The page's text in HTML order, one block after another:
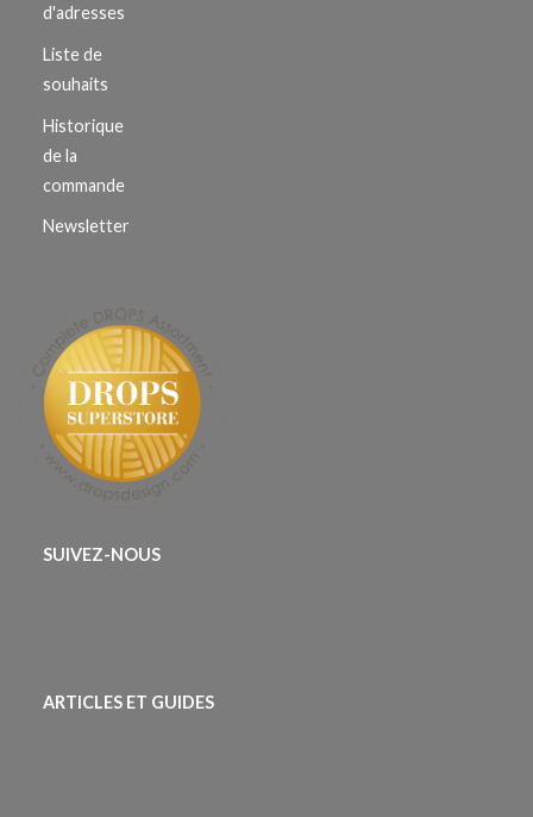
d'adresses
Liste de
souhaits
Historique
de la
commande
Newsletter
SUIVEZ-NOUS
ARTICLES ET GUIDES